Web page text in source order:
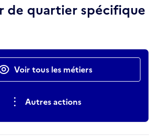
de quartier spécifique
Voir tous les métiers
Autres actions